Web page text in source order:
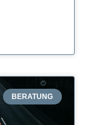
BERATUNG